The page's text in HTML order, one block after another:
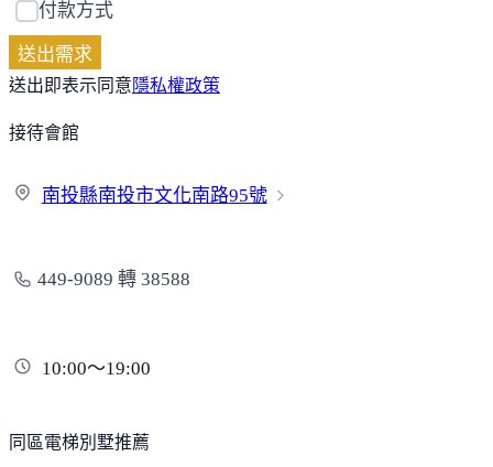
付款方式
送出需求
送出即表示同意隱私權政策
接待會館
南投縣南投市文化南路95號
449-9089 轉 38588
10:00～19:00
同區電梯別墅推薦